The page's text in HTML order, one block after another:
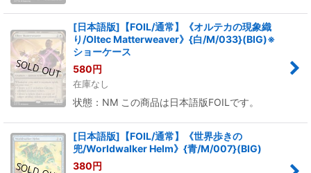
[日本語版]【FOIL/通常】《オルテカの現象織
り/Oltec Matterweaver》{白/M/033}(BIG)※
ショーケース
580円
在庫なし
状態：NM この商品は日本語版FOILです。
[日本語版]【FOIL/通常】《世界歩きの
兜/Worldwalker Helm》{青/M/007}(BIG)
380円